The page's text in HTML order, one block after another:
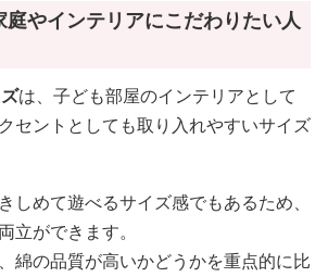
やインテリアにこだわりたい人
は、子ども部屋のインテリアとして
セントとしても取り入れやすいサイズ
しめて遊べるサイズ感でもあるため、
立ができます。
綿の品質が高いかどうかを重点的に比